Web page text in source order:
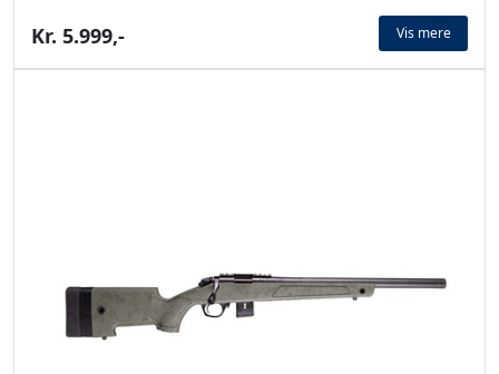
Kr. 5.999,-
Vis mere